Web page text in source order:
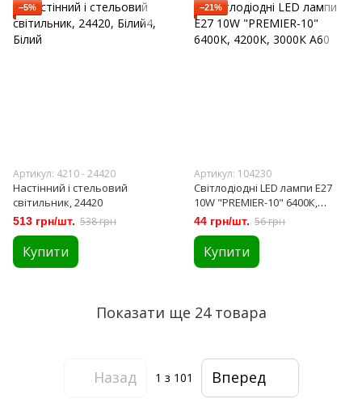
−5%
Артикул: 4210 - 24420
Настінний і стельовий
світильник, 24420
513 грн/шт. 538 грн
Купити
−21%
Артикул: 104230
Світлодіодні LED лампи E27
10W "PREMIER-10" 6400К,
4200К, 3000К A60
44 грн/шт. 56 грн
Купити
Показати ще 24 товара
Назад 1 з 101 Вперед